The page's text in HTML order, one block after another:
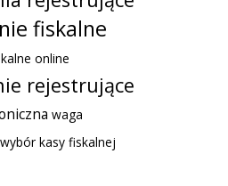
fiskalne
online
rejestrujące
waga
wybór kasy fiskalnej